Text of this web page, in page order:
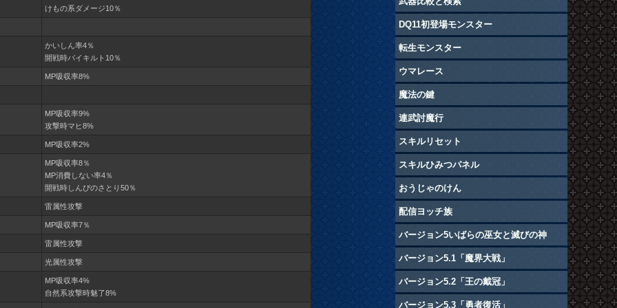
けもの系ダメージ10％
かいしん率4％
開戦時バイキルト10％
MP吸収率8%
MP吸収率9%
攻撃時マヒ8%
MP吸収率2%
MP吸収率8％
MP消費しない率4％
開戦時しんぴのさとり50％
雷属性攻撃
MP吸収率7％
雷属性攻撃
光属性攻撃
MP吸収率4%
自然系攻撃時魅了8%
DQ11初登場モンスター
転生モンスター
ウマレース
魔法の鍵
連武討魔行
スキルリセット
スキルひみつパネル
おうじゃのけん
配信ヨッチ族
バージョン5いばらの巫女と滅びの神
バージョン5.1「魔界大戦」
バージョン5.2「王の戴冠」
バージョン5.3「勇者復活」